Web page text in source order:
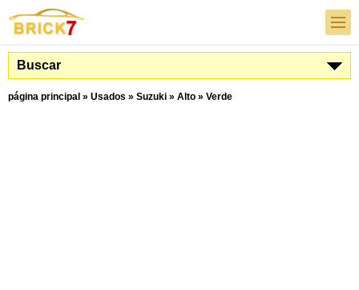
Buscar
página principal » Usados » Suzuki » Alto » Verde